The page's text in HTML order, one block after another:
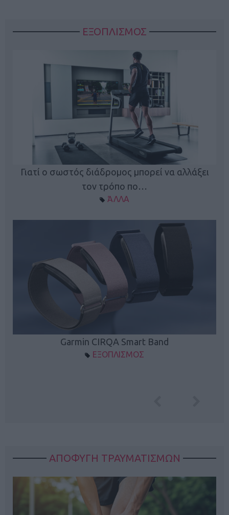
ΕΞΟΠΛΙΣΜΟΣ
Γιατί ο σωστός διάδρομος μπορεί να αλλάξει
τον τρόπο πο…
ΆΛΛΑ
Garmin CIRQA Smart Band
ΕΞΟΠΛΙΣΜΟΣ
ΑΠΟΦΥΓΗ ΤΡΑΥΜΑΤΙΣΜΩΝ